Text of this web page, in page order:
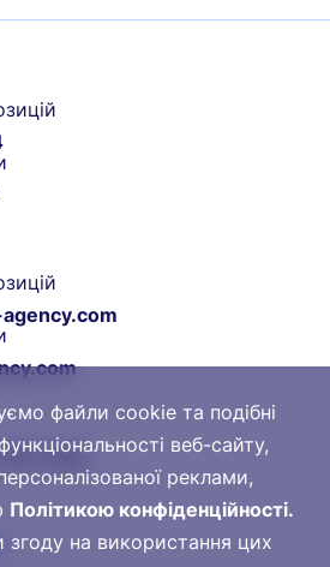
Київ,
файли cookie та подібні
веб-сайту,
реклами,
Політикою конфіденційності.
на використання цих